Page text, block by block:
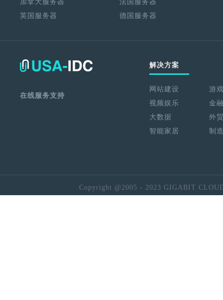
加拿大服务器
法国服务器
英国服务器
德国服务器
在线服务支持
解决方案
网站建设
游
视频娱乐
金
大数据
外
智能家居
制
Copyright @2005 - 2023 GIGABIT